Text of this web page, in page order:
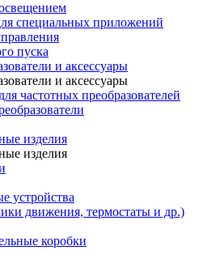
специальных приложений
пуска
и аксессуары
и аксессуары
частотных преобразователей
изделия
изделия
устройства
движения, термостаты и др.)
коробки